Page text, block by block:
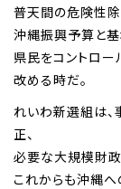
普天間の危険性除
沖縄振興予算と
県民をコントロ
改める時だ。
れいわ新選組は
正、
必要な大規模財
これからも沖縄へ